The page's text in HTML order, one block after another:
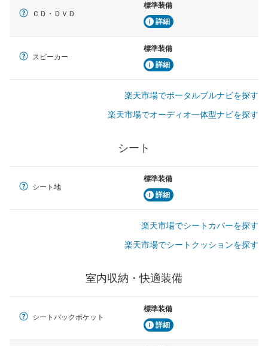
ＣＤ・ＤＶＤ
標準装備
詳細
スピーカー
標準装備
詳細
楽天市場でポータルブルナビを探す
楽天市場でオーディオ一体型ナビを探す
シート
シート地
標準装備
詳細
楽天市場でシートカバーを探す
楽天市場でシートクッションを探す
室内収納・快適装備
シートバックポケット
標準装備
詳細